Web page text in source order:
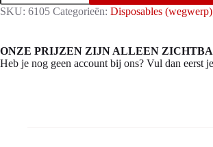
aantal
SKU: 6105 Categorieën: Disposables (wegwerp)
ONZE PRIJZEN ZIJN ALLEEN
Heb je nog geen account bij ons? Vul dan eerst